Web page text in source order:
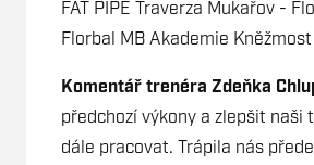
FAT PIPE Traverza Mukařov -
Florbal MB Akademie
Komentář trenéra Zdeňka
předchozí výkony a zlepšit naši
dále pracovat. Trápila nás